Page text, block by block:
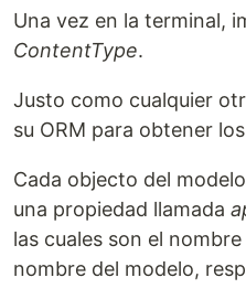
Una vez en la terminal,
ContentType.
Justo como cualquier
su ORM para obtener
Cada objecto del modelo
una propiedad llamada
las cuales son el
nombre del modelo,